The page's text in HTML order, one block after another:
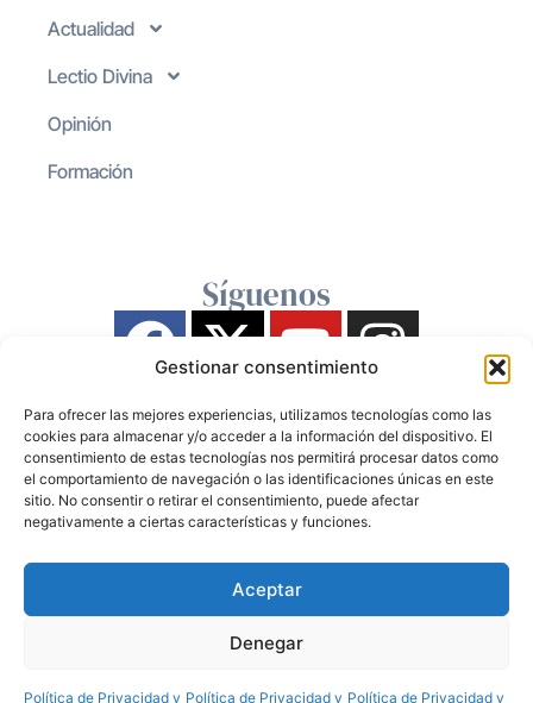
Gestionar consentimiento
Para ofrecer las mejores experiencias, utilizamos tecnologías como las
cookies para almacenar y/o acceder a la información del dispositivo. El
consentimiento de estas tecnologías nos permitirá procesar datos como
el comportamiento de navegación o las identificaciones únicas en este
sitio. No consentir o retirar el consentimiento, puede afectar
negativamente a ciertas características y funciones.
Aceptar
Denegar
Política de Privacidad y Política de Privacidad y Política de Privacidad y
Actualidad
Lectio Divina
Opinión
Formación
Síguenos